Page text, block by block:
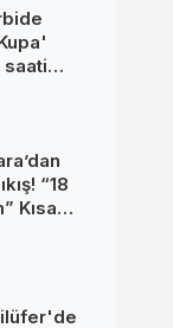
“18
Kısa